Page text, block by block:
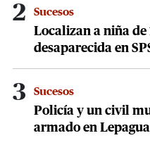
2 Sucesos
Localizan a niña de
desaparecida en
3 Sucesos
Policía y un civil
armado en